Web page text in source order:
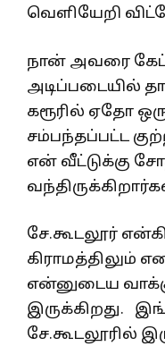
வெளியேறி
நான் அவரை
அடிப்படையில்
கரூரில் ஏதோ
சம்பந்தப்பட்ட
என் வீட்டுக்கு
சே.கூடலூர்
கிராமத்திலும்
என்னுடைய
இருக்கிறது.
சே.கூடலூரில்